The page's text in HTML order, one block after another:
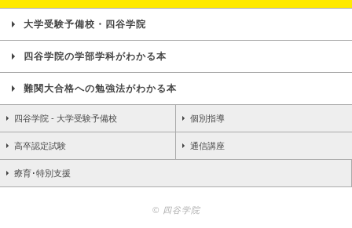
大学受験予備校・四谷学院
四谷学院の学部学科がわかる本
難関大合格への勉強法がわかる本
四谷学院 - 大学受験予備校 個別指導
高卒認定試験 通信講座
療育･特別支援
© 四谷学院